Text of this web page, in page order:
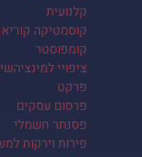
קלנועית
קוסמטיקה
קומפוסטר
ציפויי
פרקט
פרסום עסקים
פסנתר חשמלי
פירות וירקות